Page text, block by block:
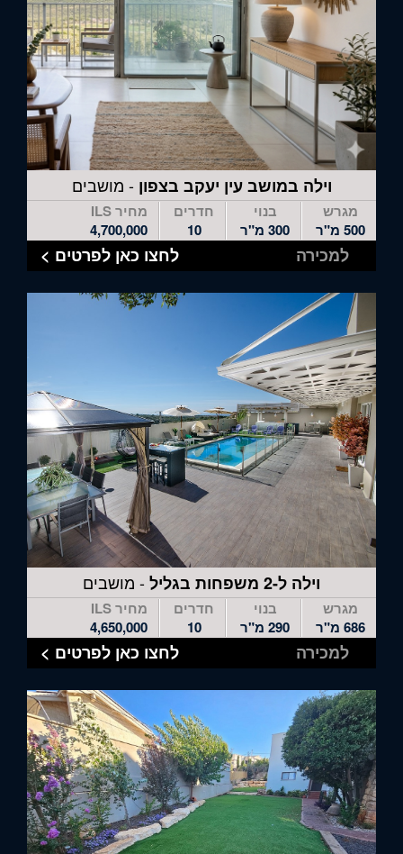
וילה במושב עין יעקב בצפון- מושבים
מגרש
500 מ"ר
בנוי
300 מ"ר
חדרים
10
מחיר ILS
4,700,000
למכירה לחצו כאן לפרטים >
וילה ל-2 משפחות בגליל - מושבים
מגרש
686 מ"ר
בנוי
290 מ"ר
חדרים
10
מחיר ILS
4,650,000
למכירה לחצו כאן לפרטים >